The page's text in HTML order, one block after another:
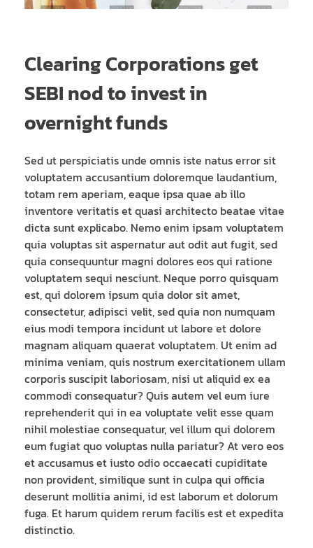
Clearing Corporations get
SEBI nod to invest in
overnight funds
Sed ut perspiciatis unde omnis iste natus error sit
voluptatem accusantium doloremque laudantium,
totam rem aperiam, eaque ipsa quae ab illo
inventore veritatis et quasi architecto beatae vitae
dicta sunt explicabo. Nemo enim ipsam voluptatem
quia voluptas sit aspernatur aut odit aut fugit, sed
quia consequuntur magni dolores eos qui ratione
voluptatem sequi nesciunt. Neque porro quisquam
est, qui dolorem ipsum quia dolor sit amet,
consectetur, adipisci velit, sed quia non numquam
eius modi tempora incidunt ut labore et dolore
magnam aliquam quaerat voluptatem. Ut enim ad
minima veniam, quis nostrum exercitationem ullam
corporis suscipit laboriosam, nisi ut aliquid ex ea
commodi consequatur? Quis autem vel eum iure
reprehenderit qui in ea voluptate velit esse quam
nihil molestiae consequatur, vel illum qui dolorem
eum fugiat quo voluptas nulla pariatur? At vero eos
et accusamus et iusto odio occaecati cupiditate
non provident, similique sunt in culpa qui officia
deserunt mollitia animi, id est laborum et dolorum
fuga. Et harum quidem rerum facilis est et expedita
distinctio.